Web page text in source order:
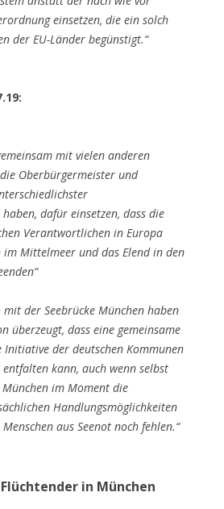
einsetzen, die ein solch
der EU-Länder begünstigt.“
mit vielen anderen
Oberbürgermeister und
dafür einsetzen, dass die
Verantwortlichen in Europa
im Mittelmeer und das Elend in den
mit der Seebrücke München haben
überzeugt, dass eine gemeinsame
Initiative der deutschen Kommunen
kann, auch wenn selbst
im Moment die
Handlungsmöglichkeiten
aus Seenot noch fehlen.​​​​​​​“
in München